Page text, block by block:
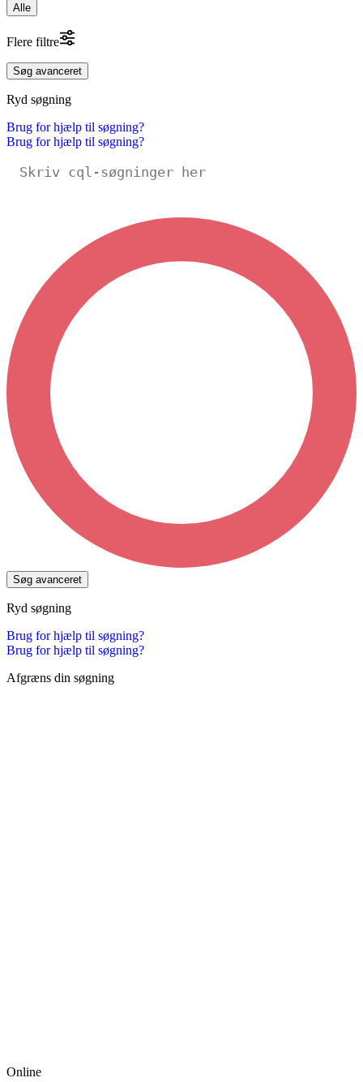
Alle
Flere filtre
Søg avanceret
Ryd søgning
Brug for hjælp til søgning?
Brug for hjælp til søgning?
Søg avanceret
Ryd søgning
Brug for hjælp til søgning?
Brug for hjælp til søgning?
Afgræns din søgning
Online